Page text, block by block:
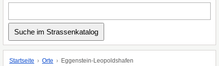
Startseite Orte Eggenstein-Leopoldshafen